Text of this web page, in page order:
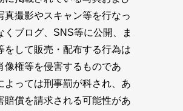
真撮影やスキャン等を行なっ
くブログ、SNS等に公開、ま
をして販売・配布する行為は
像権等を侵害するものであ
よっては刑事罰が科され、あ
賠償を請求される可能性があ